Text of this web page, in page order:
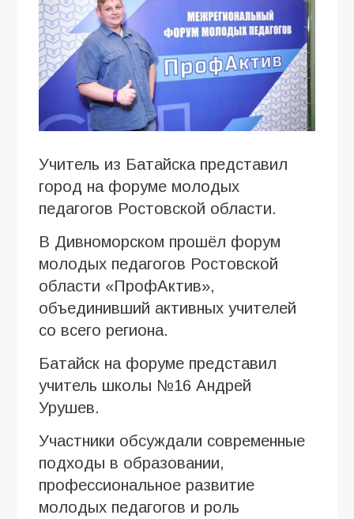
Учитель из Батайска представил
город на форуме молодых
педагогов Ростовской области.
В Дивноморском прошёл форум
молодых педагогов Ростовской
области «ПрофАктив»,
объединивший активных учителей
со всего региона.
Батайск на форуме представил
учитель школы №16 Андрей
Урушев.
Участники обсуждали современные
подходы в образовании,
профессиональное развитие
молодых педагогов и роль